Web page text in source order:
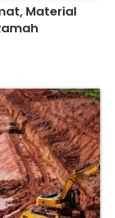
Material